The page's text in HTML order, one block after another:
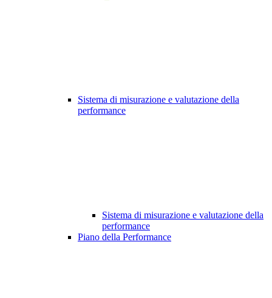
Sistema di misurazione e valutazione della
performance
Sistema di misurazione e valutazione della
performance
Piano della Performance